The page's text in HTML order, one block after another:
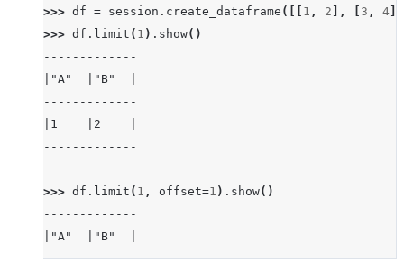
>>> df = session . create_dataframe ([[ 1 , 2 ], 3 , 4
>>> df . limit ( 1 ) . show()
-------------
|"A"  |"B"  |
-------------
|1    |2    |
-------------
>>> df . limit ( 1 , offset=1 ) . show()
-------------
|"A"  |"B"  |
-------------